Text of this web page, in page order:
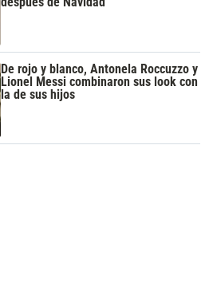
De rojo y blanco, Antonela Roccuzzo y
Lionel Messi combinaron sus look con
la de sus hijos